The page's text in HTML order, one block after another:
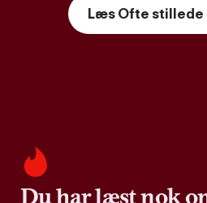
Læs Ofte stillede
Du har læst nok